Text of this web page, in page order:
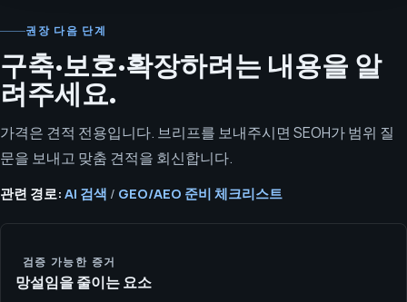
권장 다음 단계
구축·보호·확장하려는 내용을 알
려주세요.
가격은 견적 전용입니다. 브리프를 보내주시면 SEOH가 범위 질
문을 보내고 맞춤 견적을 회신합니다.
관련 경로: AI 검색 / GEO/AEO 준비 체크리스트
검증 가능한 증거
망설임을 줄이는 요소